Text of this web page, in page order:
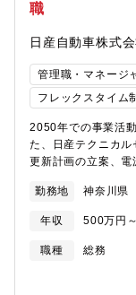
売却、を重点領域と
実行までを担うこ
成果が得られた際
ョンとなります。
営との距離も近い
て・全社で年間80
フレックスタイム制
た働き方が実現可能
選ばず勤務可。・
いて・自律的なキ
ング制度やFA制度
がけられておりま
でリテラシーやマ
職
日産自動車株式
管理職・マネージ
フレックスタイム
2050年での事業活
た、日産テクニカ
更新計画の立案、
動などを各部署と
プロジェクト例]・
発電システムの導
テムの更新【所属
機、給排水設備等
勤務地 神奈川県
年収 500万円
職種
総務